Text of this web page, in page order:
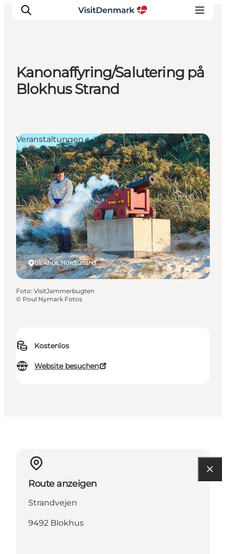
Inspiration
Reiseplanung
Kanonaffyring/Salutering på
Blokhus Strand
Kostenlos
Website besuchen
Blokhus, Nordjütland
Veranstaltungen
Foto: VisitJammerbugten
© Poul Nymark Fotos
Route anzeigen
Strandvejen
9492 Blokhus